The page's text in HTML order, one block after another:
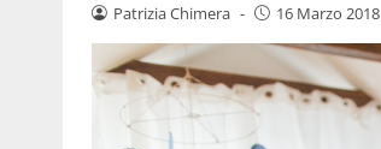
Patrizia Chimera - 16 Marzo 2018